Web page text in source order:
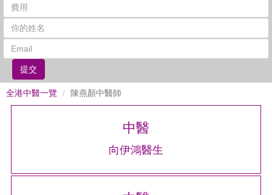
提交
全港中醫一覽 陳燕顏中醫師
中醫
向伊鴻醫生